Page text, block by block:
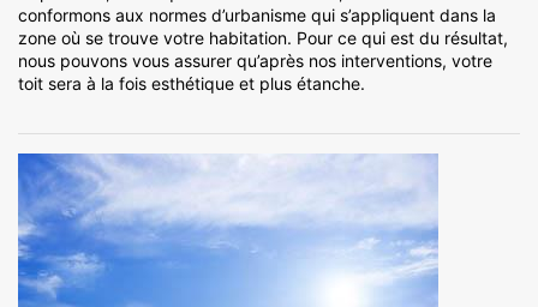
conformons aux normes d’urbanisme qui s’appliquent dans la
zone où se trouve votre habitation. Pour ce qui est du résultat,
nous pouvons vous assurer qu’après nos interventions, votre
toit sera à la fois esthétique et plus étanche.